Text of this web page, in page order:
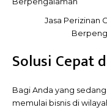
Jasa Perizinan
Solusi Cepat
Bagi Anda yang
memulai bisnis di